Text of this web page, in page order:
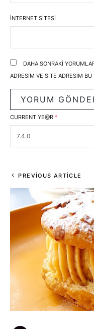
İNTERNET SITESI
DAHA SONRAKI
ADRESIM VE SITE ADRESIM BU
CURRENT YE@R *
PREVIOUS ARTICLE